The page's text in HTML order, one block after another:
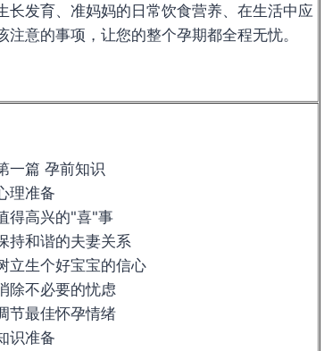
长发育、准妈妈的日常饮食营养、在生活中应
注意的事项，让您的整个孕期都全程无忧。
一篇 孕前知识
理准备
得高兴的"喜"事
持和谐的夫妻关系
立生个好宝宝的信心
除不必要的忧虑
节最佳怀孕情绪
识准备